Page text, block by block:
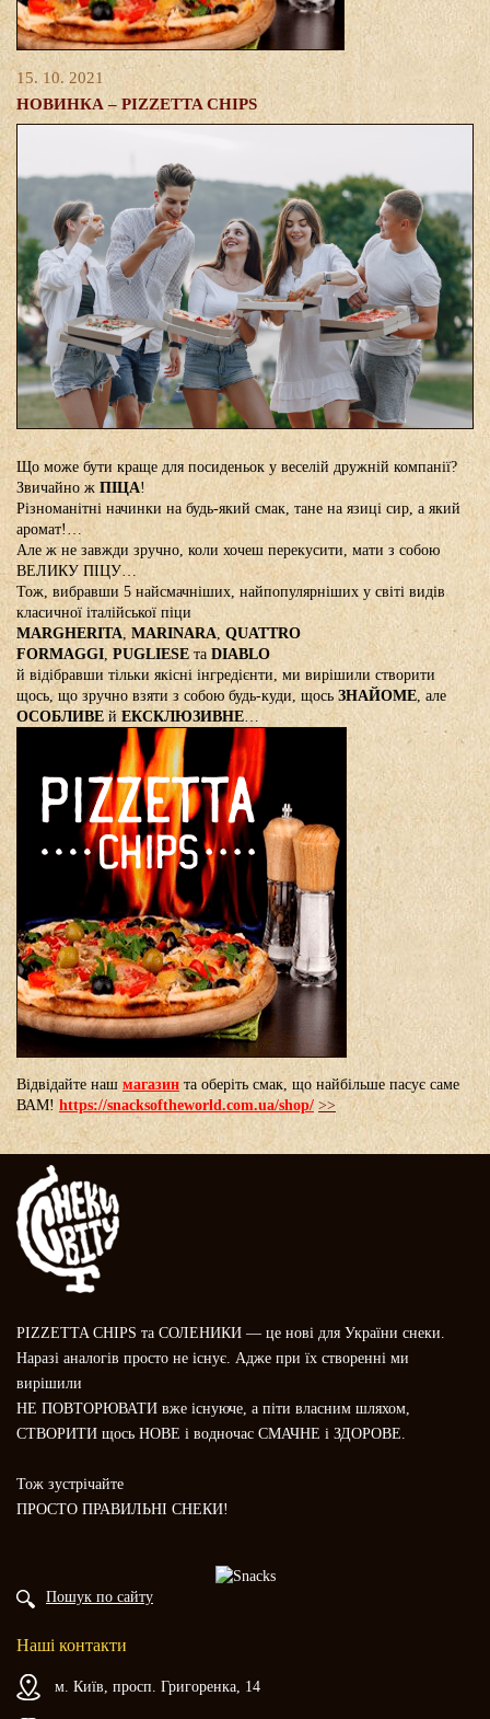
15. 10. 2021
НОВИНКА – PIZZETTA CHIPS
Що може бути краще для посиденьок у веселій дружній компанії?
Звичайно ж ПІЦА!
Різноманітні начинки на будь-який смак, тане на язиці сир, а який
аромат!…
Але ж не завжди зручно, коли хочеш перекусити, мати з собою
ВЕЛИКУ ПІЦУ…
Тож, вибравши 5 найсмачніших, найпопулярніших у світі видів
класичної італійської піци
MARGHERITA, MARINARA, QUATTRO
FORMAGGI, PUGLIESE та DIABLO
й відібравши тільки якісні інгредієнти, ми вирішили створити
щось, що зручно взяти з собою будь-куди, щось ЗНАЙОМЕ, але
ОСОБЛИВЕ й ЕКСКЛЮЗИВНЕ…
Відвідайте наш магазин та оберіть смак, що найбільше пасує саме
ВАМ! https://snacksoftheworld.com.ua/shop/ >>
PIZZETTA CHIPS та СОЛЕНИКИ — це нові для України снеки.
Наразі аналогів просто не існує. Адже при їх створенні ми
вирішили
НЕ ПОВТОРЮВАТИ вже існуюче, а піти власним шляхом,
СТВОРИТИ щось НОВЕ і водночас СМАЧНЕ і ЗДОРОВЕ.
Тож зустрічайте
ПРОСТО ПРАВИЛЬНІ СНЕКИ!
Пошук по сайту
Наші контакти
м. Київ, просп. Григоренка, 14